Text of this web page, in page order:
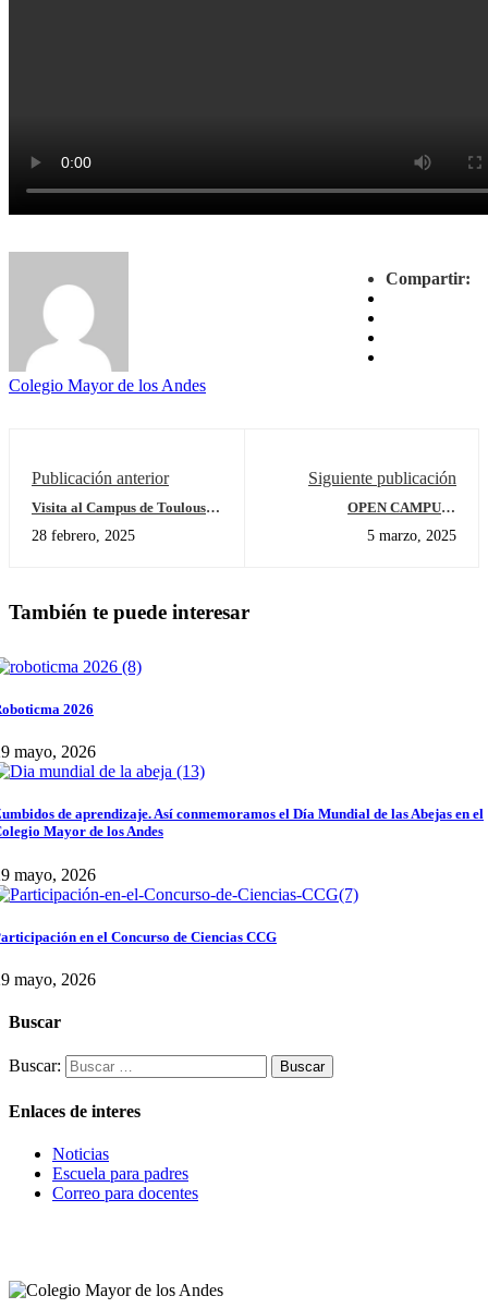
Compartir:
Colegio Mayor de los Andes
Publicación anterior
Visita al Campus de Toulouse
28 febrero, 2025
Siguiente publicación
OPEN CAMPUS -
TRANSFORMAN”
5 marzo, 2025
También te puede interesar
2026
mayo, 2026
de aprendizaje. Así conmemoramos el Día Mundial de las Abejas en el
Mayor de los Andes
mayo, 2026
en el Concurso de Ciencias CCG
mayo, 2026
Buscar
Buscar:
Enlaces de interes
Noticias
Escuela para padres
Correo para docentes